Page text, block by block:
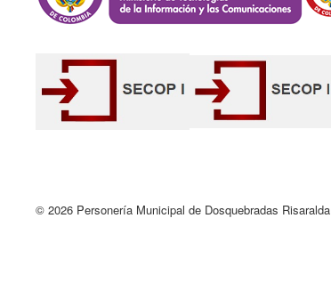
© 2026 Personería Municipal de Dosquebradas Risaralda